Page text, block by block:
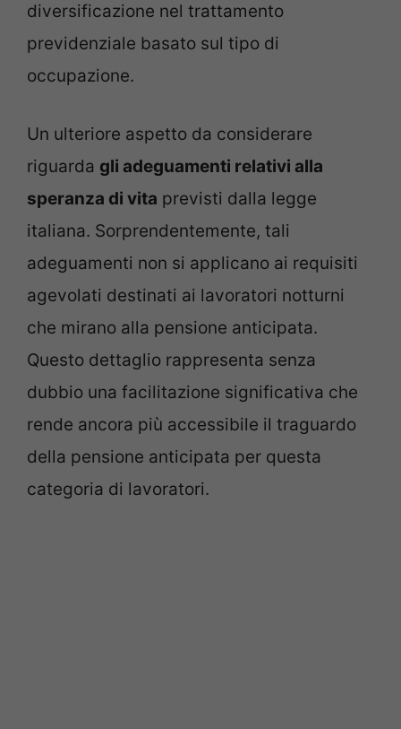
diversificazione nel trattamento
previdenziale basato sul tipo di
occupazione.
Un ulteriore aspetto da considerare
riguarda gli adeguamenti relativi alla
speranza di vita previsti dalla legge
italiana. Sorprendentemente, tali
adeguamenti non si applicano ai requisiti
agevolati destinati ai lavoratori notturni
che mirano alla pensione anticipata.
Questo dettaglio rappresenta senza
dubbio una facilitazione significativa che
rende ancora più accessibile il traguardo
della pensione anticipata per questa
categoria di lavoratori.